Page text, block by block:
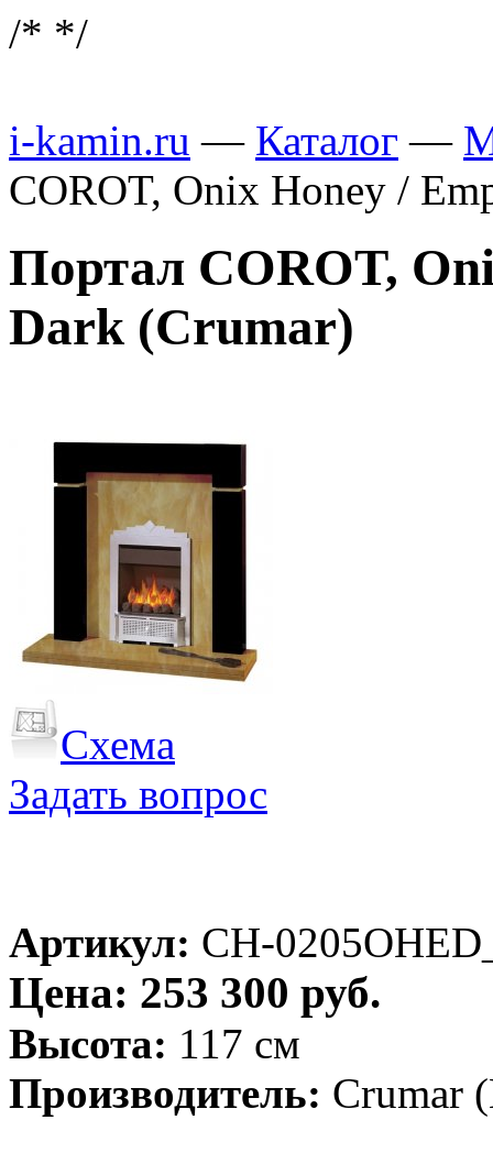
/* */
i-kamin.ru — Каталог —
COROT, Onix Honey /
Портал COROT,
Dark (Crumar)
Схема
Задать вопрос
Артикул: CH-
Цена: 253 300 руб.
Высота: 117 см
Производитель: Crumar